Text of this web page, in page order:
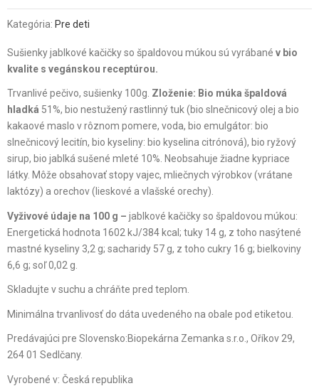
Kategória: Pre deti
Sušienky jablkové kačičky so špaldovou múkou sú vyrábané v bio
kvalite s vegánskou receptúrou.
Trvanlivé pečivo, sušienky 100g. Zloženie: Bio múka špaldová
hladká 51%, bio nestužený rastlinný tuk (bio slnečnicový olej a bio
kakaové maslo v rôznom pomere, voda, bio emulgátor: bio
slnečnicový lecitín, bio kyseliny: bio kyselina citrónová), bio ryžový
sirup, bio jablká sušené mleté 10%. Neobsahuje žiadne kypriace
látky. Môže obsahovať stopy vajec, mliečnych výrobkov (vrátane
laktózy) a orechov (lieskové a vlašské orechy).
Vyživové údaje na 100 g – jablkové kačičky so špaldovou múkou:
Energetická hodnota 1602 kJ/384 kcal; tuky 14 g, z toho nasýtené
mastné kyseliny 3,2 g; sacharidy 57 g, z toho cukry 16 g; bielkoviny
6,6 g; soľ 0,02 g.
Skladujte v suchu a chráňte pred teplom.
Minimálna trvanlivosť do dáta uvedeného na obale pod etiketou.
Predávajúci pre Slovensko:Biopekárna Zemanka s.r.o., Oříkov 29,
264 01 Sedlčany.
Vyrobené v: Česká republika